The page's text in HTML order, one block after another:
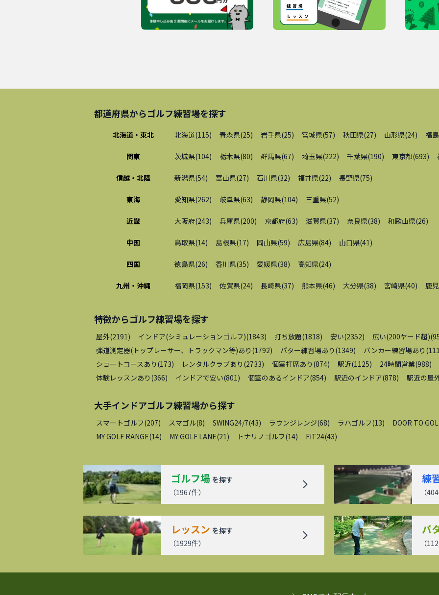
都道府県からゴルフ練習場を探す
北海道・東北 北海道(115) 青森県(25) 岩手県(25) 宮城県(57) 秋田県(27) 山形県(24) 福
関東 茨城県(104) 栃木県(80) 群馬県(67) 埼玉県(222) 千葉県(190) 東京都(693)
信越・北陸 新潟県(54) 富山県(27) 石川県(32) 福井県(22) 長野県(75)
東海 愛知県(262) 岐阜県(63) 静岡県(104) 三重県(52)
近畿 大阪府(243) 兵庫県(200) 京都府(63) 滋賀県(37) 奈良県(38) 和歌山県(26)
中国 鳥取県(14) 島根県(17) 岡山県(59) 広島県(84) 山口県(41)
四国 徳島県(26) 香川県(35) 愛媛県(38) 高知県(24)
九州・沖縄 福岡県(153) 佐賀県(24) 長崎県(37) 熊本県(46) 大分県(38) 宮崎県(40) 鹿
特徴からゴルフ練習場を探す
屋外(2191) インドア(シミュレーションゴルフ)(1843) 打ち放題(1818) 安い(2352) 広い(200ヤード超)(
弾道測定器(トップレーサー、トラックマン等)あり (1792) パター練習場あり (1349) バンカー練習場あり (
ショートコースあり (173) レンタルクラブあり (2733) 個室打席あり (874) 駅近(1125) 24時間営業(988)
体験レッスンあり (366) インドアで安い(801) 個室のあるインドア(854) 駅近のインドア(878) 駅近の屋
大手インドアゴルフ練習場から探す
スマートゴルフ(207) スマゴル(8) SWING24/7(43) ラウンジレンジ(68) ラハゴルフ(13)
DOOR TO
MY GOLF RANGE(14) MY GOLF LANE(21) トナリノゴルフ(14) FiT24(43)
ゴルフ場 を探す
（1967件）
練
（
レッスン を探す
（1929件）
パ
（